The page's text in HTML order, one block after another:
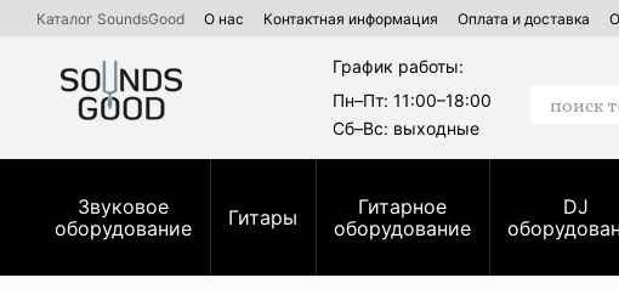
Перейти к основному контенту
Каталог SoundsGood О нас Контактная информация Оплата и доставка
График работы:
Пн–Пт: 11:00–18:00
Сб–Вс: выходные
Звуковое
оборудование
Гитары
Гитарное
оборудование
DJ